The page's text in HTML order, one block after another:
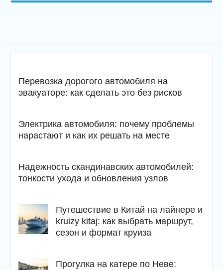
Перевозка дорогого автомобиля на
эвакуаторе: как сделать это без рисков
Электрика автомобиля: почему проблемы
нарастают и как их решать на месте
Надежность скандинавских автомобилей:
тонкости ухода и обновления узлов
Путешествие в Китай на лайнере и
kruizy kitaj: как выбрать маршрут,
сезон и формат круиза
Прогулка на катере по Неве: